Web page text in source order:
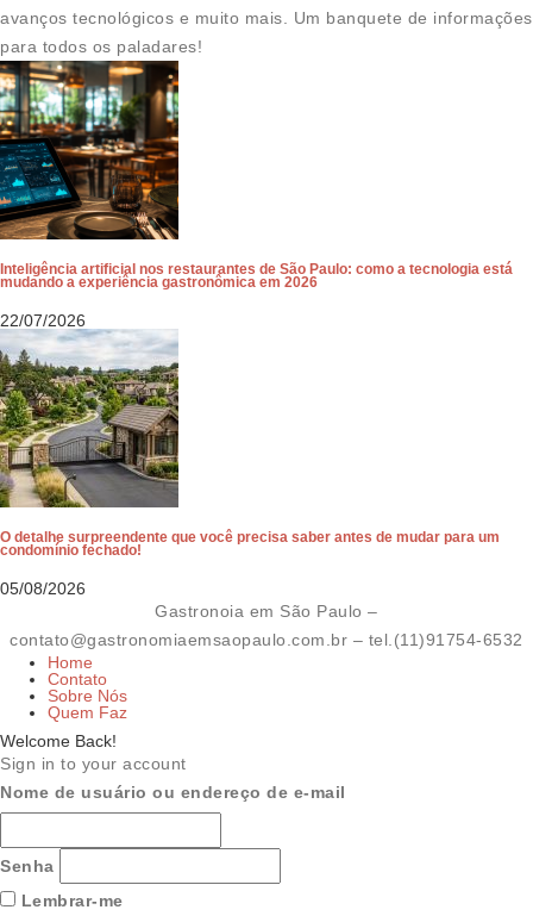
avanços tecnológicos e muito mais. Um banquete de informações
para todos os paladares!
Inteligência artificial nos restaurantes de São Paulo: como a tecnologia está
mudando a experiência gastronômica em 2026
22/07/2026
O detalhe surpreendente que você precisa saber antes de mudar para um
condomínio fechado!
05/08/2026
Gastronoia em São Paulo –
contato@gastronomiaemsaopaulo.com.br – tel.(11)91754-6532
Home
Contato
Sobre Nós
Quem Faz
Welcome Back!
Sign in to your account
Nome de usuário ou endereço de e-mail
Senha
Lembrar-me